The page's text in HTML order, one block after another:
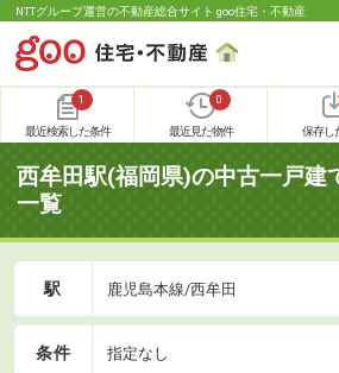
NTTグループ運営の不動産総合サイト goo住宅・不動産
1
最近検索した条件
0
最近見た物件 保存し
西牟田駅(福岡県)の中古一戸建
一覧
駅 鹿児島本線/西牟田
条件 指定なし